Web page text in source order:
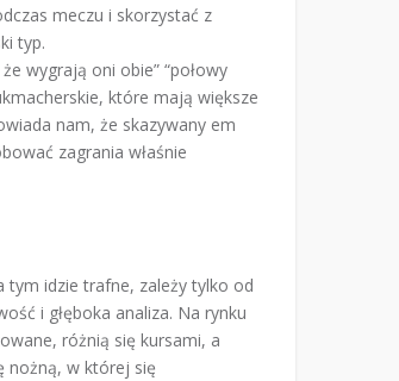
meczu i skorzystać z
typ.
wygrają oni obie” “połowy
które mają większe
nam, że skazywany em
zagrania właśnie
tym idzie trafne, zależy tylko od
i głęboka analiza. Na rynku
różnią się kursami, a
nożną, w której się